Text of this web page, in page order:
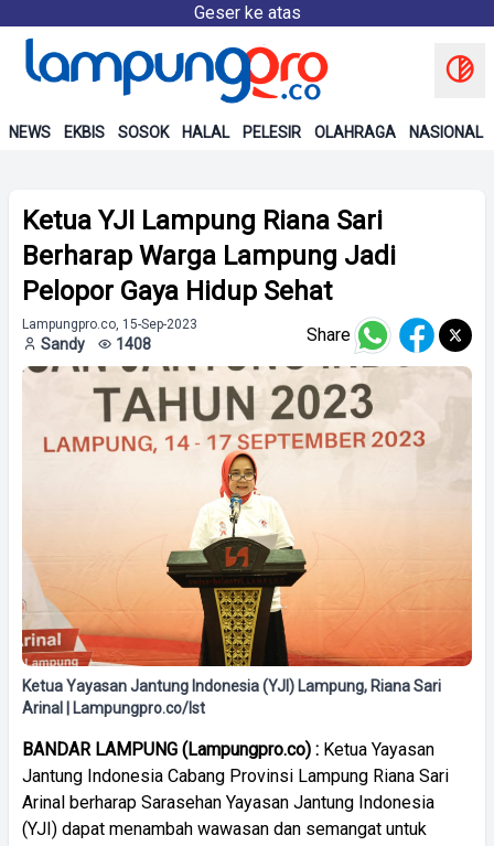
Geser ke atas
NEWS EKBIS SOSOK HALAL PELESIR OLAHRAGA NASIONAL
Ketua YJI Lampung Riana Sari
Berharap Warga Lampung Jadi
Pelopor Gaya Hidup Sehat
Lampungpro.co, 15-Sep-2023
Sandy 1408 Share
Ketua Yayasan Jantung Indonesia (YJI) Lampung, Riana Sari
Arinal | Lampungpro.co/Ist
BANDAR LAMPUNG (Lampungpro.co) : Ketua Yayasan
Jantung Indonesia Cabang Provinsi Lampung Riana Sari
Arinal berharap Sarasehan Yayasan Jantung Indonesia
(YJI) dapat menambah wawasan dan semangat untuk